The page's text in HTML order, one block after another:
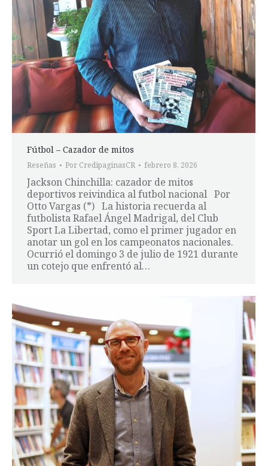
Fútbol – Cazador de mitos
Reseñas Por CredipaginasCR febrero 8, 2026
Jackson Chinchilla: cazador de mitos
deportivos reivindica al futbol nacional Por
Otto Vargas (*) La historia recuerda al
futbolista Rafael Ángel Madrigal, del Club
Sport La Libertad, como el primer jugador en
anotar un gol en los campeonatos nacionales.
Ocurrió el domingo 3 de julio de 1921 durante
un cotejo que enfrentó al…